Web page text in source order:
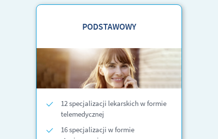
PODSTAWOWY
12 specjalizacji lekarskich w formie
telemedycznej
16 specjalizacji w formie